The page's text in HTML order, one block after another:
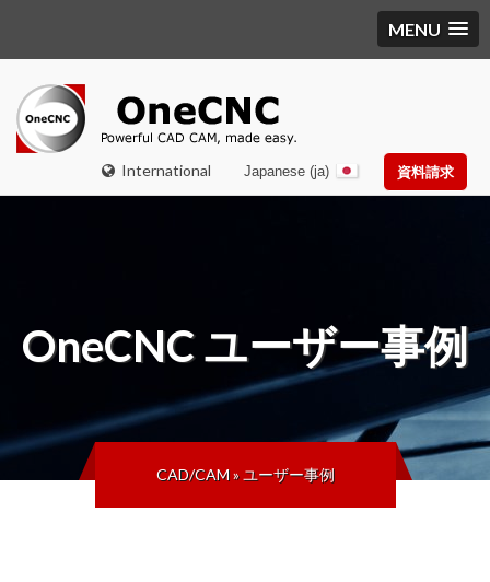
MENU
International 資料請求
Japanese (ja)
OneCNCユーザー事例
CAD/CAM»ユーザー事例